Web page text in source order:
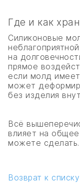
Где и как
Силиконовые
на
прямое
если молд
может
без изделия
Всё
влияет на
можете сделать.
Возврат к списку